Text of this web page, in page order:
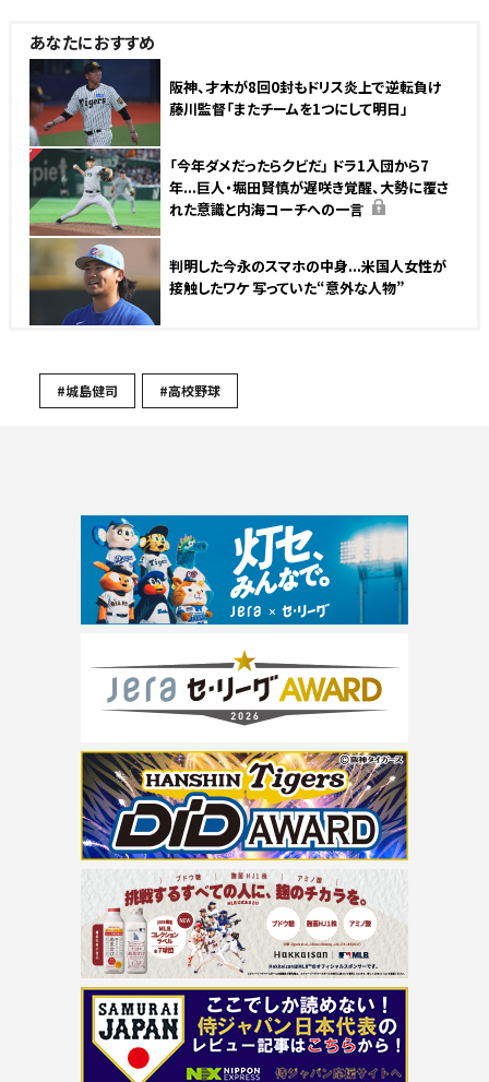
あなたにおすすめ
阪神、才木が8回0封もドリス炎上で逆転負け
藤川監督「またチームを1つにして明日」
NEW
「今年ダメだったらクビだ」 ドラ1入団から7
年...巨人・堀田賢慎が遅咲き覚醒、大勢に覆さ
れた意識と内海コーチへの一言
判明した今永のスマホの中身...米国人女性が
接触したワケ 写っていた“意外な人物”
#城島健司 #高校野球